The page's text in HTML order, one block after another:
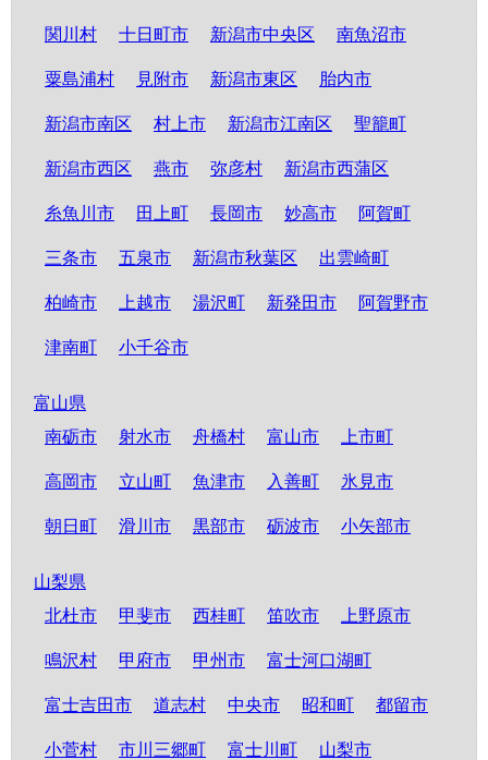
関川村 十日町市 新潟市中央区 南魚沼市
粟島浦村 見附市 新潟市東区 胎内市
新潟市南区 村上市 新潟市江南区 聖籠町
新潟市西区 燕市 弥彦村 新潟市西蒲区
糸魚川市 田上町 長岡市 妙高市 阿賀町
三条市 五泉市 新潟市秋葉区 出雲崎町
柏崎市 上越市 湯沢町 新発田市 阿賀野市
津南町 小千谷市
富山県
南砺市
射水市 舟橋村 富山市 上市町
高岡市 立山町 魚津市 入善町 氷見市
朝日町 滑川市 黒部市 砺波市 小矢部市
山梨県
北杜市
甲斐市 西桂町 笛吹市 上野原市
鳴沢村 甲府市 甲州市 富士河口湖町
富士吉田市 道志村 中央市 昭和町 都留市
小菅村 市川三郷町 富士川町 山梨市